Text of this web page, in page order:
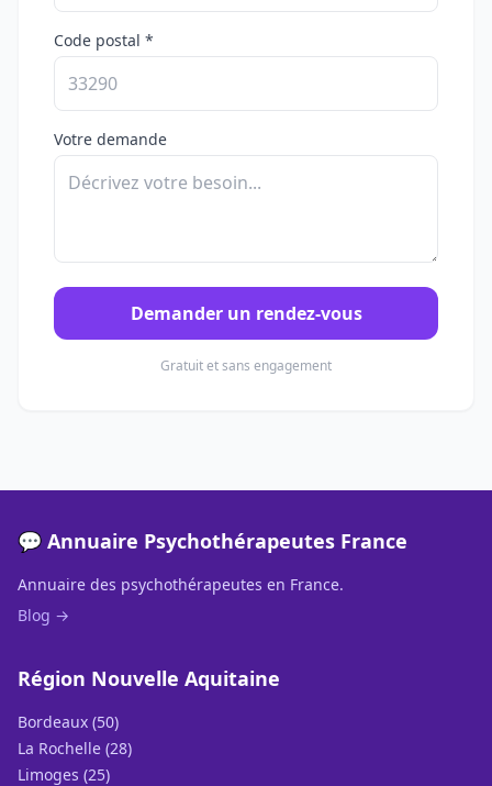
Code postal *
Votre demande
Demander un rendez-vous
Gratuit et sans engagement
💬 Annuaire Psychothérapeutes France
Annuaire des psychothérapeutes en France.
Blog →
Région Nouvelle Aquitaine
Bordeaux (50)
La Rochelle (28)
Limoges (25)